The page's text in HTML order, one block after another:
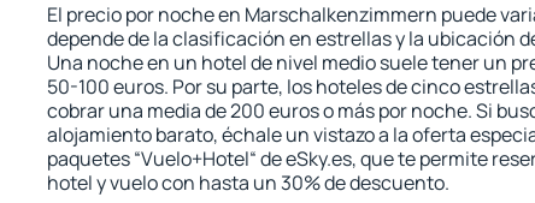
El precio por noche en Marschalkenzimmern puede
depende de la clasificación en estrellas y la ubicación
Una noche en un hotel de nivel medio suele tener un
50-100 euros. Por su parte, los hoteles de cinco
cobrar una media de 200 euros o más por noche. Si
alojamiento barato, échale un vistazo a la oferta
paquetes “Vuelo+Hotel“ de eSky.es, que te permite
hotel y vuelo con hasta un 30% de descuento.